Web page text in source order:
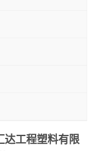
达工程塑料有限